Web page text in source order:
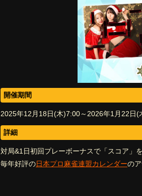
開催期間
2025年12月18日(木)7:00～2026年1月22日(
詳細
対局&1日初回プレーボーナスで「スコア」
毎年好評の日本プロ麻雀連盟カレンダーの